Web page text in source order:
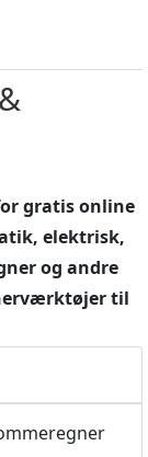
gratis online
elektrisk,
og andre
til